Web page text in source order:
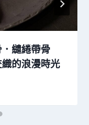
繾綣帶骨
的浪漫時光